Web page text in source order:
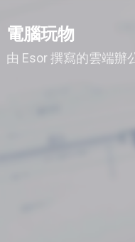
電腦玩物
由 Esor 撰寫的雲端辦